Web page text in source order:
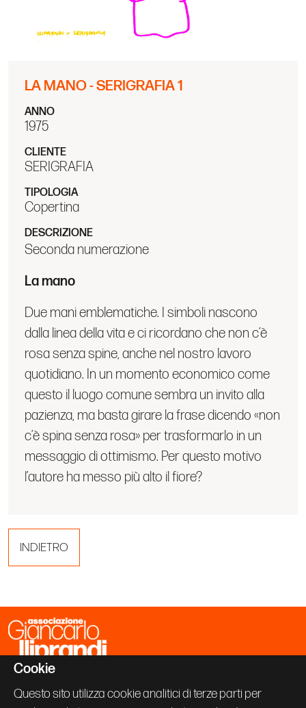
Cookie
Questo sito utilizza cookie analitici di terze parti per
LA MANO - SERIGRAFIA 1
ANNO
1975
CLIENTE
SERIGRAFIA
TIPOLOGIA
Copertina
DESCRIZIONE
Seconda numerazione
La mano
Due mani emblematiche. I simboli nascono
dalla linea della vita e ci ricordano che non c’è
rosa senza spine, anche nel nostro lavoro
quotidiano. In un momento economico come
questo il luogo comune sembra un invito alla
pazienza, ma basta girare la frase dicendo «non
c’è spina senza rosa» per trasformarlo in un
messaggio di ottimismo. Per questo motivo
l’autore ha messo più alto il fiore?
INDIETRO
Associazione Giancarlo Iliprandi
20131 Milano